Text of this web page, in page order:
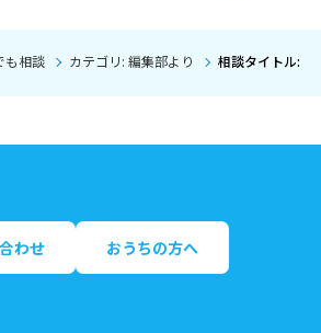
も相談 カテゴリ: 編集部より 相談タイトル:
わせ おうちの方へ